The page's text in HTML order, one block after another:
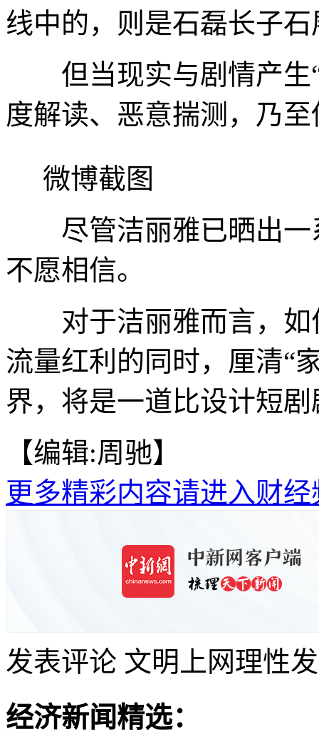
线中的，则是石磊长子
但当现实与剧情产生“
度解读、恶意揣测，乃
微博截图
尽管洁丽雅已晒出一
不愿相信。
对于洁丽雅而言，如
流量红利的同时，厘清“
界，将是一道比设计短
【编辑:周驰】
更多精彩内容请进入财经
发表评论 文明上网理性
经济新闻精选：